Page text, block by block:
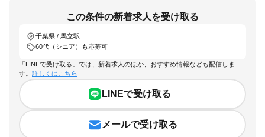
この条件の新着求人を受け取る
千葉県 / 馬立駅
60代（シニア）も応募可
「LINEで受け取る」では、新着求人のほか、おすすめ情報なども配信しま
す。 詳しくはこちら
LINEで受け取る
メールで受け取る